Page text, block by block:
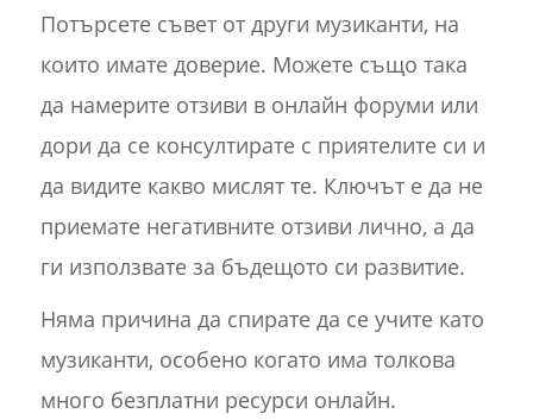
Потърсете съвет от други музиканти, на
които имате доверие. Можете също така
да намерите отзиви в онлайн форуми или
дори да се консултирате с приятелите си и
да видите какво мислят те. Ключът е да не
приемате негативните отзиви лично, а да
ги използвате за бъдещото си развитие.
Няма причина да спирате да се учите като
музиканти, особено когато има толкова
много безплатни ресурси онлайн.